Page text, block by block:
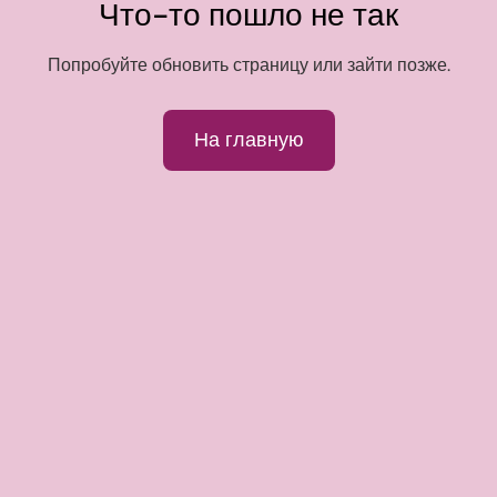
Что-то пошло не так
Попробуйте обновить страницу или зайти позже.
На главную